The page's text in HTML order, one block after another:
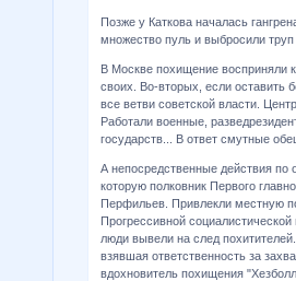
Позже у Каткова началась
множество пуль и выбросили
В Москве похищение восприняли
своих. Во-вторых, если оставить
все ветви советской власти.
Работали военные,
государств... В ответ смутные
А непосредственные действия по
которую полковник Первого
Перфильев. Привлекли местную
Прогрессивной
люди вывели на след
взявшая ответственность за
вдохновитель похищения